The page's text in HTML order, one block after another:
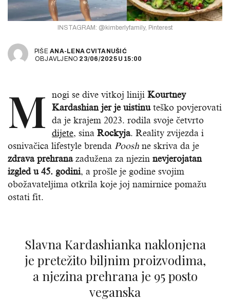
INSTAGRAM: @kimberlyfamily, Pinterest
PIŠEANA-LENA CVITANUŠIĆ
OBJAVLJENO 23/06/2025 U 15:00
M nogi se dive vitkoj liniji Kourtney
Kardashian jer je uistinuteško povjerovati
da je krajem 2023. rodila svoje četvrto
dijete, sina Rockyja. Reality zvijezda i
osnivačica lifestyle brenda Poosh ne skriva da je
zdrava prehranazadužena za njezin nevjerojatan
izgled u 45. godini, a prošle je godine svojim
obožavateljima otkrila koje joj namirnice pomažu
ostati fit.
Slavna Kardashianka naklonjena
je pretežito biljnim proizvodima,
a njezina prehrana je 95 posto
veganska